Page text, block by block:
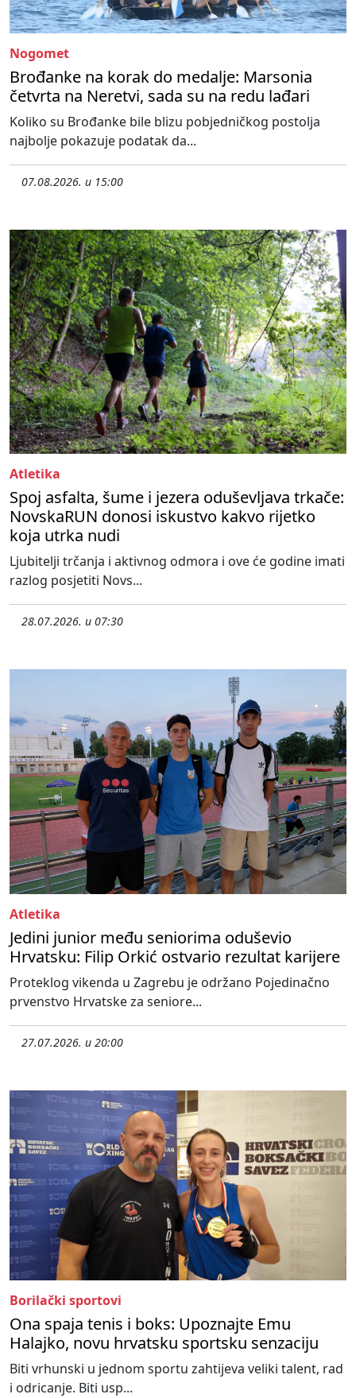
Nogomet
Brođanke na korak do medalje: Marsonia
četvrta na Neretvi, sada su na redu lađari
Koliko su Brođanke bile blizu pobjedničkog postolja
najbolje pokazuje podatak da...
07.08.2026. u 15:00
Atletika
Spoj asfalta, šume i jezera oduševljava trkače:
NovskaRUN donosi iskustvo kakvo rijetko
koja utrka nudi
Ljubitelji trčanja i aktivnog odmora i ove će godine imati
razlog posjetiti Novs...
28.07.2026. u 07:30
Atletika
Jedini junior među seniorima oduševio
Hrvatsku: Filip Orkić ostvario rezultat karijere
Proteklog vikenda u Zagrebu je održano Pojedinačno
prvenstvo Hrvatske za seniore...
27.07.2026. u 20:00
Borilački sportovi
Ona spaja tenis i boks: Upoznajte Emu
Halajko, novu hrvatsku sportsku senzaciju
Biti vrhunski u jednom sportu zahtijeva veliki talent, rad
i odricanje. Biti usp...